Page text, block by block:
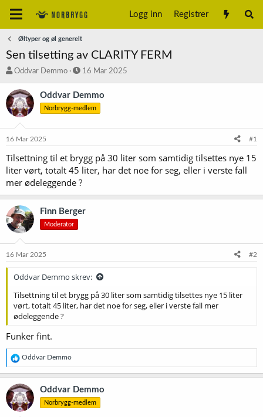
Logg inn Registrer
Øltyper og øl generelt
Sen tilsetting av CLARITY FERM
T
å
d
s
t
r
Oddvar Demmo
S
a
r
t
o
16 Mar 2025
Oddvar Demmo
Norbrygg-medlem
16 Mar 2025 #1
Tilsettning til et brygg på 30 liter som samtidig tilsettes nye 15
liter vørt, totalt 45 liter, har det noe for seg, eller i verste fall
mer ødeleggende ?
Finn Berger
Moderator
16 Mar 2025 #2
Oddvar Demmo skrev:
Tilsettning til et brygg på 30 liter som samtidig tilsettes nye 15 liter
vørt, totalt 45 liter, har det noe for seg, eller i verste fall mer
ødeleggende ?
Funker fint.
R
e
a
k
s
j
o
Oddvar Demmo
Oddvar Demmo
Norbrygg-medlem